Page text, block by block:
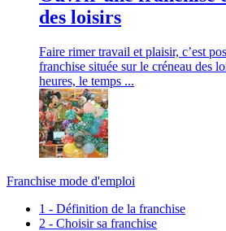
des loisirs
Faire rimer travail et plaisir, c’est
franchise située sur le créneau des
heures, le temps ...
Franchise mode d'emploi
1 - Définition de la franchise
2 - Choisir sa franchise